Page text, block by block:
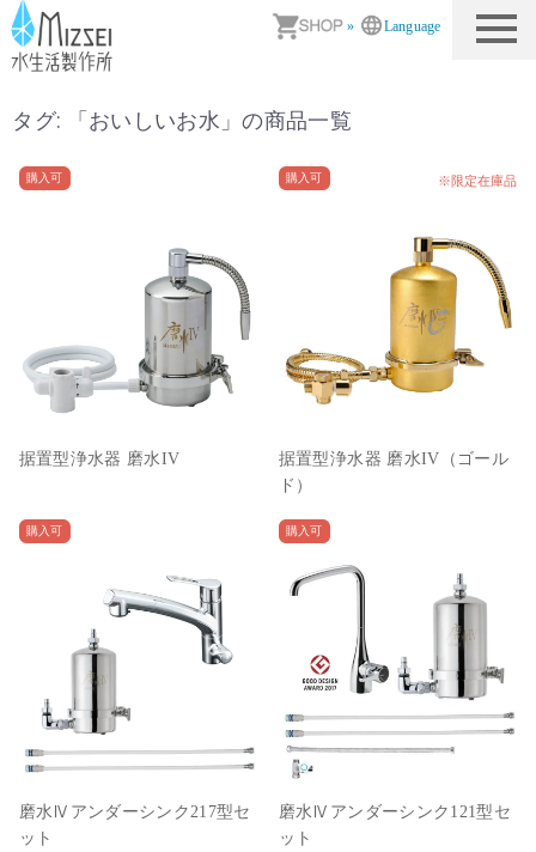
» Language
商品情報｜水生活製作所
タグ: 「 おいしいお水 」の商品一覧
購入可
据置型浄水器 磨水IV
購入可 ※限定在庫品
据置型浄水器 磨水IV（ゴール
ド）
購入可
磨水Ⅳアンダーシンク217型セ
ット
購入可
磨水Ⅳアンダーシンク121型セ
ット